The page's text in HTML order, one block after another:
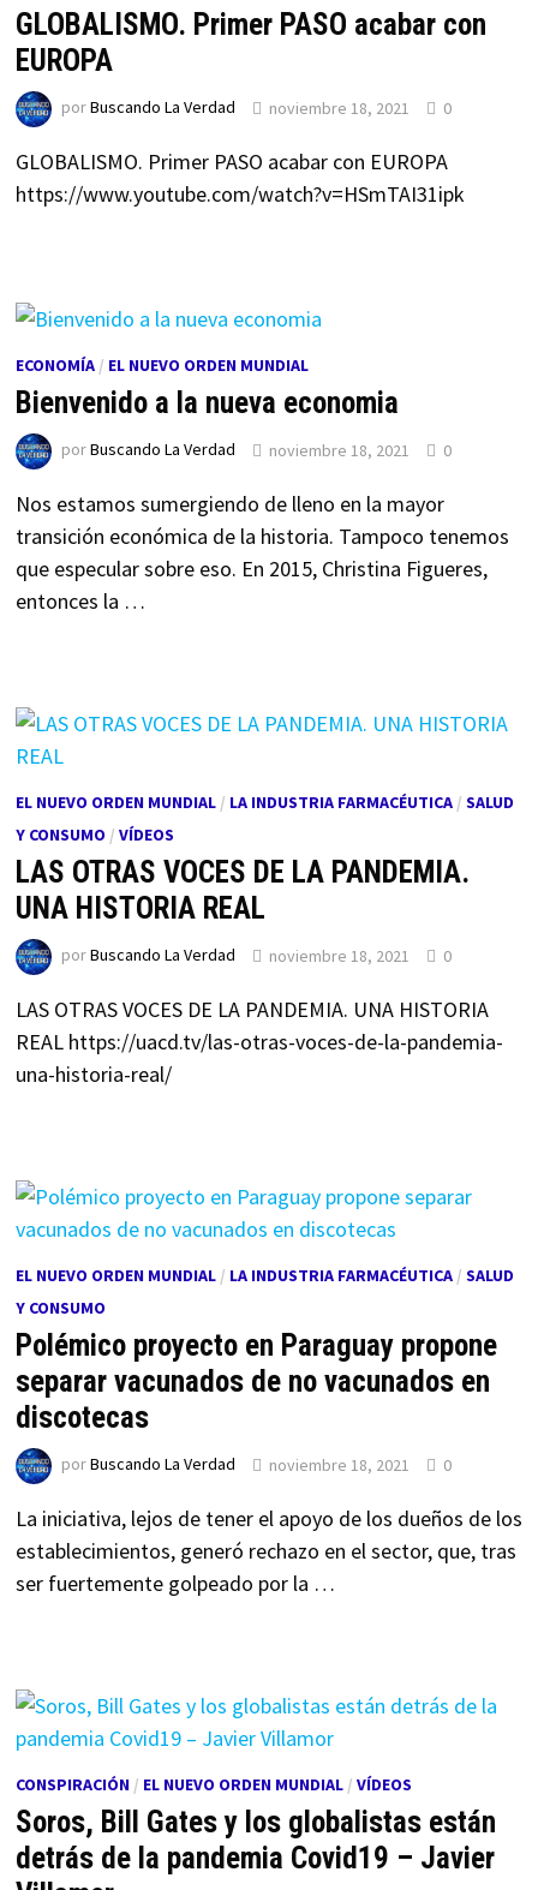
GLOBALISMO. Primer PASO acabar con
EUROPA
porBuscando La Verdad noviembre 18, 2021 0
GLOBALISMO. Primer PASO acabar con EUROPA
https://www.youtube.com/watch?v=HSmTAI31ipk
ECONOMÍA/ EL NUEVO ORDEN MUNDIAL
Bienvenido a la nueva economia
porBuscando La Verdad noviembre 18, 2021 0
Nos estamos sumergiendo de lleno en la mayor
transición económica de la historia. Tampoco tenemos
que especular sobre eso. En 2015, Christina Figueres,
entonces la …
EL NUEVO ORDEN MUNDIAL/ LA INDUSTRIA FARMACÉUTICA/ SALUD
Y CONSUMO / VÍDEOS
LAS OTRAS VOCES DE LA PANDEMIA.
UNA HISTORIA REAL
porBuscando La Verdad noviembre 18, 2021 0
LAS OTRAS VOCES DE LA PANDEMIA. UNA HISTORIA
REAL https://uacd.tv/las-otras-voces-de-la-pandemia-
una-historia-real/
EL NUEVO ORDEN MUNDIAL/ LA INDUSTRIA FARMACÉUTICA/ SALUD
Y CONSUMO
Polémico proyecto en Paraguay propone
separar vacunados de no vacunados en
discotecas
porBuscando La Verdad noviembre 18, 2021 0
La iniciativa, lejos de tener el apoyo de los dueños de los
establecimientos, generó rechazo en el sector, que, tras
ser fuertemente golpeado por la …
CONSPIRACIÓN/ EL NUEVO ORDEN MUNDIAL/ VÍDEOS
Soros, Bill Gates y los globalistas están
detrás de la pandemia Covid19 – Javier